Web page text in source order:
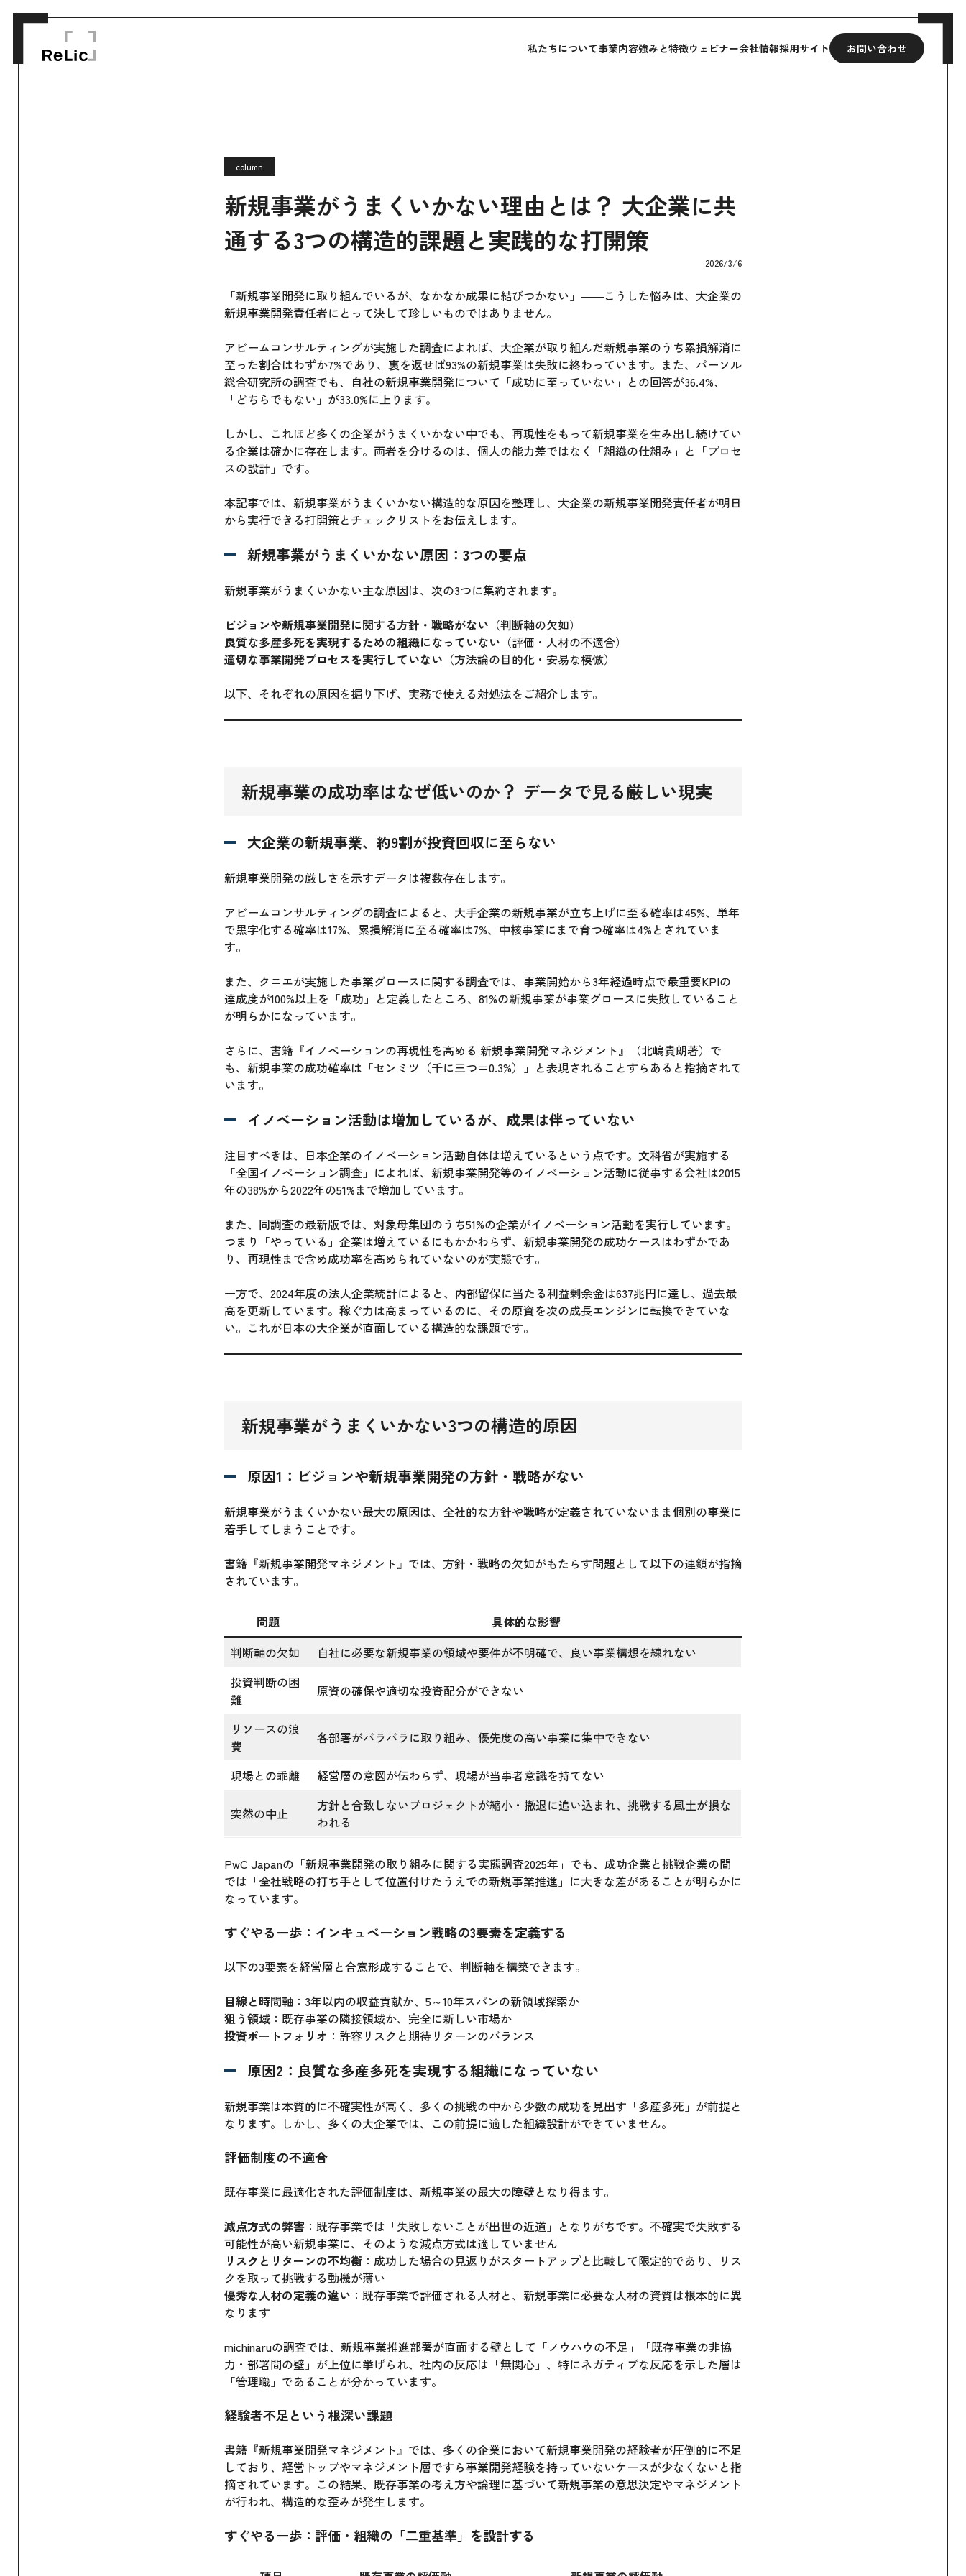
私たちについて事業内容強みと特徴ウェビナー会社情報採用サイト お問い合わせ
column
新規事業がうまくいかない理由とは？ 大企業に共
通する3つの構造的課題と実践的な打開策
2026/3/6
「新規事業開発に取り組んでいるが、なかなか成果に結びつかない」――こうした悩みは、大企業の
新規事業開発責任者にとって決して珍しいものではありません。
アビームコンサルティングが実施した調査によれば、大企業が取り組んだ新規事業のうち累損解消に
至った割合はわずか7%であり、裏を返せば93%の新規事業は失敗に終わっています。また、パーソル
総合研究所の調査でも、自社の新規事業開発について「成功に至っていない」との回答が36.4%、
「どちらでもない」が33.0%に上ります。
しかし、これほど多くの企業がうまくいかない中でも、再現性をもって新規事業を生み出し続けてい
る企業は確かに存在します。両者を分けるのは、個人の能力差ではなく「組織の仕組み」と「プロセ
スの設計」です。
本記事では、新規事業がうまくいかない構造的な原因を整理し、大企業の新規事業開発責任者が明日
から実行できる打開策とチェックリストをお伝えします。
新規事業がうまくいかない原因：3つの要点
新規事業がうまくいかない主な原因は、次の3つに集約されます。
ビジョンや新規事業開発に関する方針・戦略がない （判断軸の欠如）
良質な多産多死を実現するための組織になっていない （評価・人材の不適合）
適切な事業開発プロセスを実行していない （方法論の目的化・安易な模倣）
以下、それぞれの原因を掘り下げ、実務で使える対処法をご紹介します。
新規事業の成功率はなぜ低いのか？ データで見る厳しい現実
大企業の新規事業、約9割が投資回収に至らない
新規事業開発の厳しさを示すデータは複数存在します。
アビームコンサルティングの調査によると、大手企業の新規事業が立ち上げに至る確率は45%、単年
で黒字化する確率は17%、累損解消に至る確率は7%、中核事業にまで育つ確率は4%とされていま
す。
また、クニエが実施した事業グロースに関する調査では、事業開始から3年経過時点で最重要KPIの
達成度が100%以上を「成功」と定義したところ、81%の新規事業が事業グロースに失敗していること
が明らかになっています。
さらに、書籍『イノベーションの再現性を高める 新規事業開発マネジメント』（北嶋貴朗著）で
も、新規事業の成功確率は「センミツ（千に三つ＝0.3%）」と表現されることすらあると指摘されて
います。
イノベーション活動は増加しているが、成果は伴っていない
注目すべきは、日本企業のイノベーション活動自体は増えているという点です。文科省が実施する
「全国イノベーション調査」によれば、新規事業開発等のイノベーション活動に従事する会社は2015
年の38%から2022年の51%まで増加しています。
また、同調査の最新版では、対象母集団のうち51%の企業がイノベーション活動を実行しています。
つまり「やっている」企業は増えているにもかかわらず、新規事業開発の成功ケースはわずかであ
り、再現性まで含め成功率を高められていないのが実態です。
一方で、2024年度の法人企業統計によると、内部留保に当たる利益剰余金は637兆円に達し、過去最
高を更新しています。稼ぐ力は高まっているのに、その原資を次の成長エンジンに転換できていな
い。これが日本の大企業が直面している構造的な課題です。
新規事業がうまくいかない3つの構造的原因
原因1：ビジョンや新規事業開発の方針・戦略がない
新規事業がうまくいかない最大の原因は、全社的な方針や戦略が定義されていないまま個別の事業に
着手してしまうことです。
書籍『新規事業開発マネジメント』では、方針・戦略の欠如がもたらす問題として以下の連鎖が指摘
されています。
問題
具体的な影響
判断軸の欠如
自社に必要な新規事業の領域や要件が不明確で、良い事業構想を練れない
投資判断の困
難
原資の確保や適切な投資配分ができない
リソースの浪
費
各部署がバラバラに取り組み、優先度の高い事業に集中できない
現場との乖離 経営層の意図が伝わらず、現場が当事者意識を持てない
突然の中止
方針と合致しないプロジェクトが縮小・撤退に追い込まれ、挑戦する風土が損な
われる
PwC Japanの「新規事業開発の取り組みに関する実態調査2025年」でも、成功企業と挑戦企業の間
では「全社戦略の打ち手として位置付けたうえでの新規事業推進」に大きな差があることが明らかに
なっています。
すぐやる一歩：インキュベーション戦略の3要素を定義する
以下の3要素を経営層と合意形成することで、判断軸を構築できます。
目線と時間軸 ：3年以内の収益貢献か、5～10年スパンの新領域探索か
狙う領域：既存事業の隣接領域か、完全に新しい市場か
投資ポートフォリオ ：許容リスクと期待リターンのバランス
原因2：良質な多産多死を実現する組織になっていない
新規事業は本質的に不確実性が高く、多くの挑戦の中から少数の成功を見出す「多産多死」が前提と
なります。しかし、多くの大企業では、この前提に適した組織設計ができていません。
評価制度の不適合
既存事業に最適化された評価制度は、新規事業の最大の障壁となり得ます。
減点方式の弊害 ：既存事業では「失敗しないことが出世の近道」となりがちです。不確実で失敗する
可能性が高い新規事業に、そのような減点方式は適していません
リスクとリターンの不均衡 ：成功した場合の見返りがスタートアップと比較して限定的であり、リス
クを取って挑戦する動機が薄い
優秀な人材の定義の違い ：既存事業で評価される人材と、新規事業に必要な人材の資質は根本的に異
なります
michinaruの調査では、新規事業推進部署が直面する壁として「ノウハウの不足」「既存事業の非協
力・部署間の壁」が上位に挙げられ、社内の反応は「無関心」、特にネガティブな反応を示した層は
「管理職」であることが分かっています。
経験者不足という根深い課題
書籍『新規事業開発マネジメント』では、多くの企業において新規事業開発の経験者が圧倒的に不足
しており、経営トップやマネジメント層ですら事業開発経験を持っていないケースが少なくないと指
摘されています。この結果、既存事業の考え方や論理に基づいて新規事業の意思決定やマネジメント
が行われ、構造的な歪みが発生します。
すぐやる一歩：評価・組織の「二重基準」を設計する